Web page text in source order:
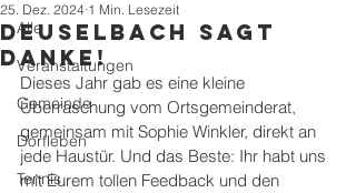
Alle
Veranstaltungen
Gemeinde
Dorfleben
Tennis
Deuselbach sagt
Danke!
25. Dez. 2024 1 Min. Lesezeit
Dieses Jahr gab es eine kleine
Überraschung vom Ortsgemeinderat,
gemeinsam mit Sophie Winkler, direkt an
jede Haustür. Und das Beste: Ihr habt uns
mit Eurem tollen Feedback und den